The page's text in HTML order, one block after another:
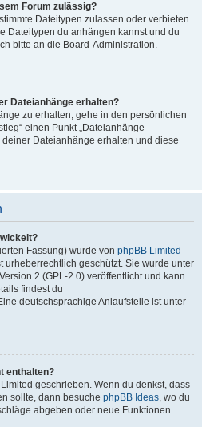
Forum zulässig?
Dateitypen zulassen oder verbieten.
Dateitypen du anhängen kannst und du
bitte an die Board-Administration.
Dateianhänge erhalten?
zu erhalten, gehe in den persönlichen
einen Punkt „Dateianhänge
Dateianhänge erhalten und diese
Fassung) wurde von phpBB Limited
urheberrechtlich geschützt. Sie wurde unter
2 (GPL-2.0) veröffentlicht und kann
findest du
deutschsprachige Anlaufstelle ist unter
enthalten?
geschrieben. Wenn du denkst, dass
sollte, dann besuche phpBB Ideas, wo du
abgeben oder neue Funktionen